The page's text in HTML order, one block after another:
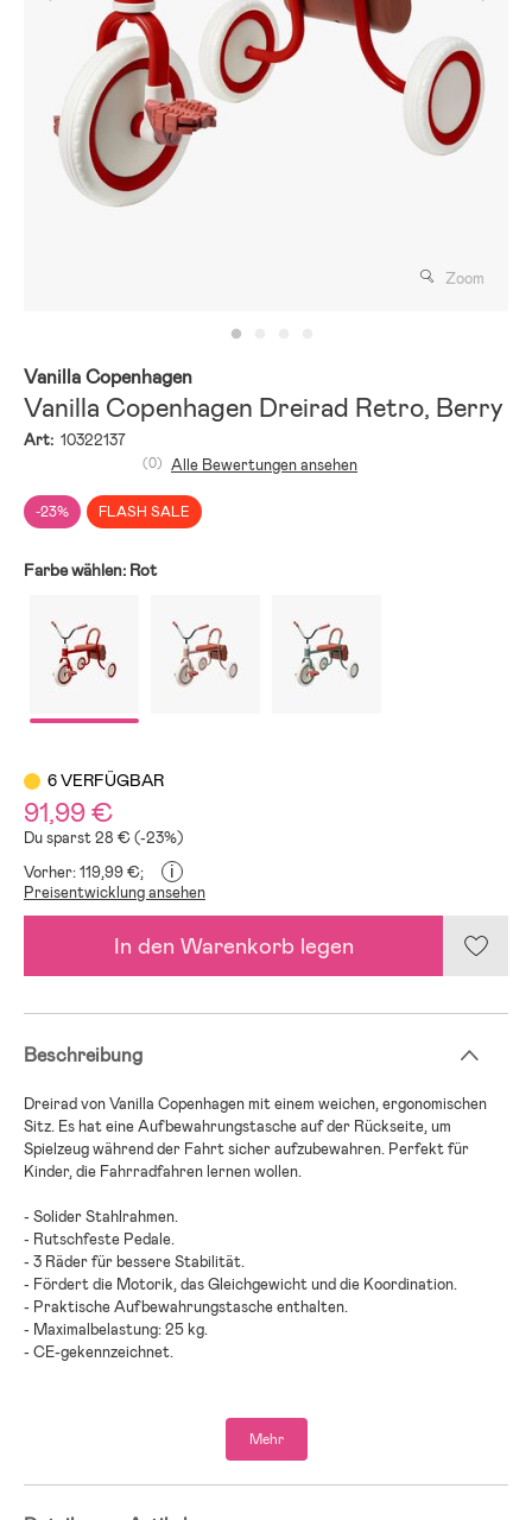
Zoom
Vanilla Copenhagen
Vanilla Copenhagen Dreirad Retro, Berry
Art: 10322137
-23% FLASH SALE
(0) Alle Bewertungen ansehen
Farbe wählen: Rot
6 VERFÜGBAR
91,99 €
Du sparst 28 € (-23%)
Vorher: 119,99 €;
i
Preisentwicklung ansehen
In den Warenkorb legen
Beschreibung
Dreirad von Vanilla Copenhagen mit einem weichen, ergonomischen
Sitz. Es hat eine Aufbewahrungstasche auf der Rückseite, um
Spielzeug während der Fahrt sicher aufzubewahren. Perfekt für
Kinder, die Fahrradfahren lernen wollen.
- Solider Stahlrahmen.
- Rutschfeste Pedale.
- 3 Räder für bessere Stabilität.
- Fördert die Motorik, das Gleichgewicht und die Koordination.
- Praktische Aufbewahrungstasche enthalten.
- Maximalbelastung: 25 kg.
- CE-gekennzeichnet.
Mehr